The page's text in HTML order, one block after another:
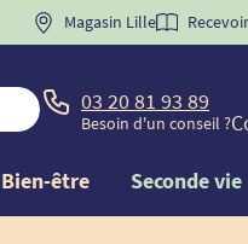
BIENVENUE" pourla 1ère
Magasin Lille
03 20 81 93 89
Besoin d'un conseil ?
être Seconde vie